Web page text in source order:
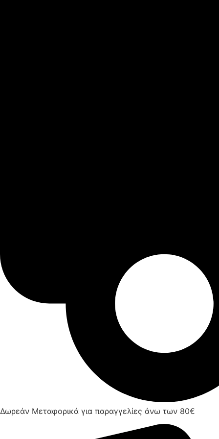
Δωρεάν Μεταφορικά για παραγγελίες άνω των 80€